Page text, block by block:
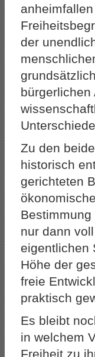
der
Zu den
historisch
gerichteten
nur dann
eigentlichen
Höhe der
freie
praktisch
Es bleibt
in welchem
Freiheit zu